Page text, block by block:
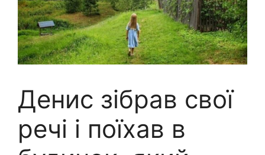
Денис зібрав свої
речі і поїхав в